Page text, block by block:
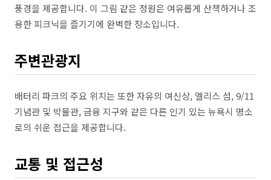
풍경을 제공합니다. 이 그림 같은 정원은 여유롭게 산책하거나 조
용한 피크닉을 즐기기에 완벽한 장소입니다.
주변관광지
배터리 파크의 주요 위치는 또한 자유의 여신상, 엘리스 섬, 9/11
기념관 및 박물관, 금융 지구와 같은 다른 인기 있는 뉴욕시 명소
로의 쉬운 접근을 제공합니다.
교통 및 접근성